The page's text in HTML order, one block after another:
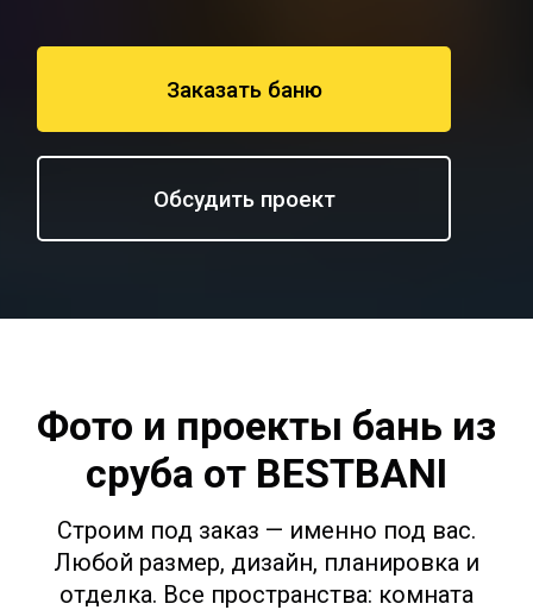
Обсудить проект
Заказать баню
Фото и проекты бань из
сруба от BESTBANI
Строим под заказ — именно под вас.
Любой размер, дизайн, планировка и
отделка. Все пространства: комната